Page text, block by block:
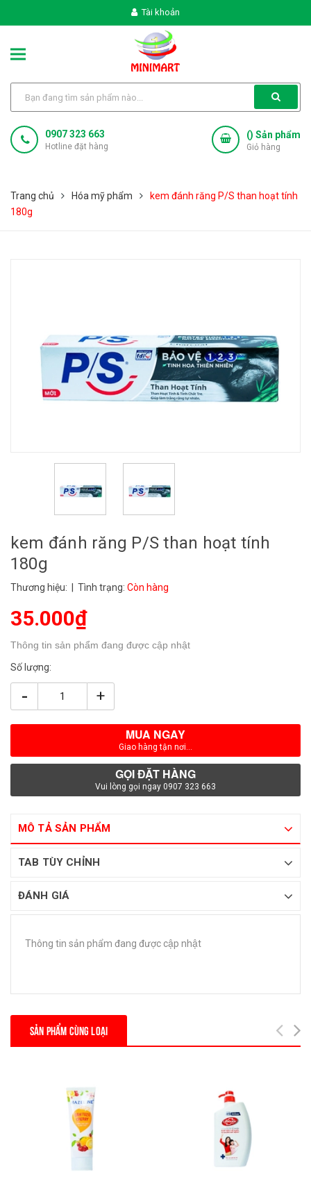
Tài khoản
0907 323 663
Hotline đặt hàng
() Sản phẩm
Giỏ hàng
Trang chủ Hóa mỹ phẩm
kem đánh răng P/S than hoạt tính
180g
kem đánh răng P/S than hoạt tính
180g
Thương hiệu: | Tình trạng: Còn hàng
35.000₫
Thông tin sản phẩm đang được cập nhật
Số lượng:
- +
MUA NGAY
Giao hàng tận nơi...
GỌI ĐẶT HÀNG
Vui lòng gọi ngay 0907 323 663
MÔ TẢ SẢN PHẨM
TAB TÙY CHỈNH
ĐÁNH GIÁ
Thông tin sản phẩm đang được cập nhật
SẢN PHẨM CÙNG LOẠI